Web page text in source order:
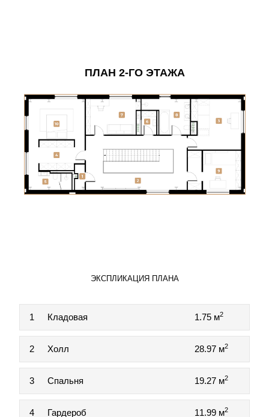
ПЛАН 2-ГО ЭТАЖА
ЭКСПЛИКАЦИЯ ПЛАНА
1 Кладовая 1.75 м2
2 Холл 28.97 м2
3 Спальня 19.27 м2
4 Гардероб 11.99 м2